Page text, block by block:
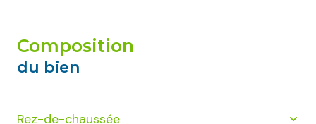
composition
du bien
Rez-de-chaussée